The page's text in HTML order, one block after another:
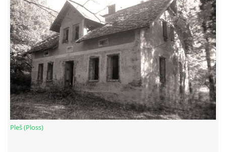
Pleš (Ploss)